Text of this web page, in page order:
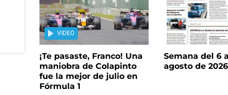
VIDEO
¡Te pasaste, Franco! Una
maniobra de Colapinto
fue la mejor de julio en
Fórmula 1
Semana del 6
agosto de 2026